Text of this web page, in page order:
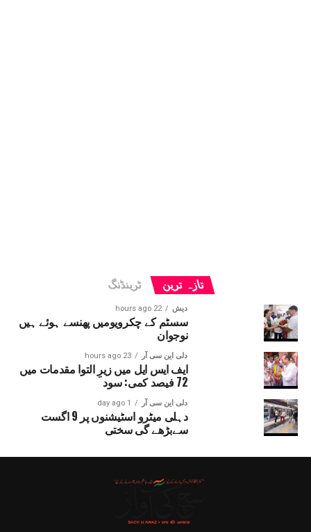
تازہ ترین ٹرینڈنگ
دیش 22 hours ago
سسٹم کے چکرویومیں پھنسے ہوئے ہیں
نوجوان
دلی این سی آر 23 hours ago
ایف ایس ایل میں زیرِ التوا مقدمات میں
72 فیصد کمی: سود
دلی این سی آر 1 day ago
دہلی میٹرو اسٹیشنوں پر 9 اگست
سےبڑھے گی سختی